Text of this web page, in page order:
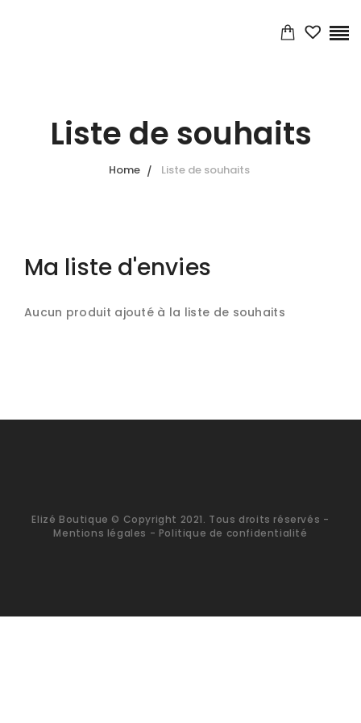
Liste de souhaits
Home Liste de souhaits
Ma liste d'envies
Aucun produit ajouté à la liste de souhaits
Elizé Boutique © Copyright 2021. Tous droits réservés -
Mentions légales - Politique de confidentialité